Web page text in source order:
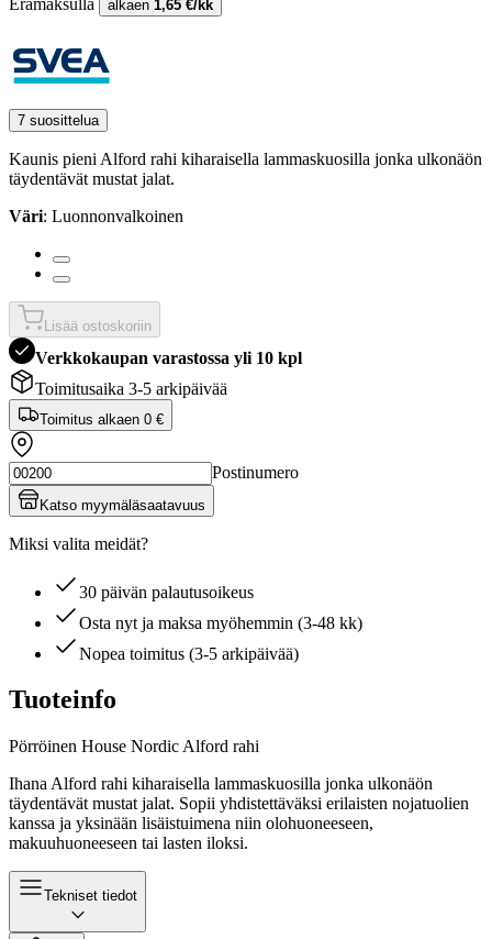
alkaen 1,65 €/kk
7 suosittelua
Kaunis pieni Alford rahi kiharaisella lammaskuosilla jonka ulkonäön
täydentävät mustat jalat.
Väri: Luonnonvalkoinen
Lisää ostoskoriin
Verkkokaupan varastossa yli 10 kpl
Toimitusaika 3-5 arkipäivää
Toimitus alkaen 0 €
Postinumero
Katso myymäläsaatavuus
Miksi valita meidät?
30 päivän palautusoikeus
Osta nyt ja maksa myöhemmin (3-48 kk)
Nopea toimitus (3-5 arkipäivää)
Tuoteinfo
Pörröinen House Nordic Alford rahi
Ihana Alford rahi kiharaisella lammaskuosilla jonka ulkonäön
täydentävät mustat jalat. Sopii yhdistettäväksi erilaisten nojatuolien
kanssa ja yksinään lisäistuimena niin olohuoneeseen,
makuuhuoneeseen tai lasten iloksi.
Tekniset tiedot